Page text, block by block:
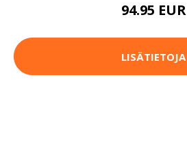
94.95 EUR
LISÄTIETOJA